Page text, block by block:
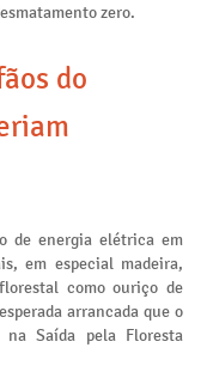
zero.
do
de energia elétrica em
em especial madeira,
como ouriço de
arrancada que o
na Saída pela Floresta